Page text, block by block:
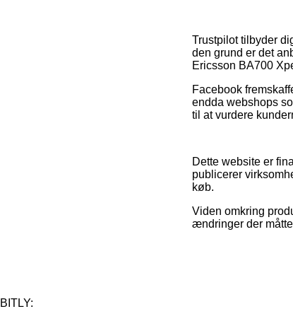
Trustpilot tilbyder
den grund er det
Ericsson BA700
Facebook
endda webshops
til at vurdere
Dette website er
publicerer
køb.
Viden omkring
ændringer der
BITLY: